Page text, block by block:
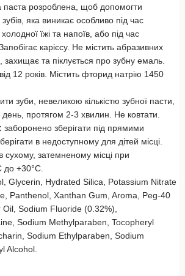
паста розроблена, щоб допомогти
яка виникає особливо під час
їжі та напоїв, або під час
карієсу. Не містить абразивних
та піклується про зубну емаль.
12 років. Містить фторид натрію 1450
зуби, невеликою кількістю зубної пасти,
протягом 2-3 хвилин. Не ковтати.
заборонено зберігати під прямими
в недоступному для дітей місці.
в сухому, затемненому місці при
до +30°С.
Glycerin, Hydrated Silica, Potassium Nitrate
Panthenol, Xanthan Gum, Aroma, Peg-40
Sodium Fluoride (0.32%),
Sodium Methylparaben, Tocopheryl
Sodium Ethylparaben, Sodium
Alcohol.